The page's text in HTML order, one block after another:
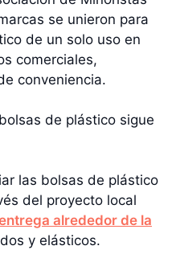
se unieron para
de un solo uso en
comerciales,
conveniencia.
de plástico sigue
las bolsas de plástico
del proyecto local
alrededor de la
y elásticos.